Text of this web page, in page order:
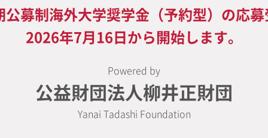
公募制海外大学奨学金（予約型）の応募
2026年7月16日から開始します。
Powered by
公益財団法人柳井正財団
Yanai Tadashi Foundation